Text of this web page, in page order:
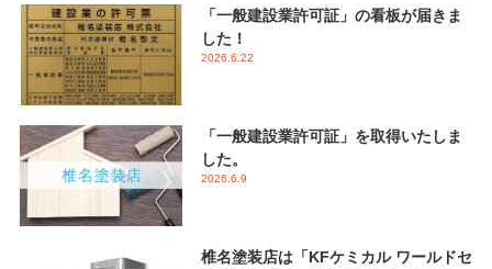
「一般建設業許可証」の看板が届きま
した！
2026.6.22
「一般建設業許可証」を取得いたしま
した。
2026.6.9
椎名塗装店は「KFケミカル ワールドセ